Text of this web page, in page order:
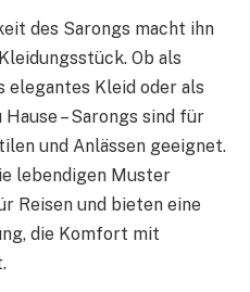
des Sarongs macht ihn
Ob als
Kleid oder als
– Sarongs sind für
und Anlässen geeignet.
lebendigen Muster
Reisen und bieten eine
die Komfort mit